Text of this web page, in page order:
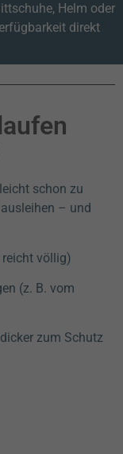
Helm oder
direkt
schon zu
– und
reicht völlig)
(z. B. vom
zum Schutz